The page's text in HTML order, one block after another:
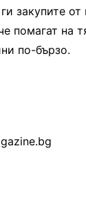
закупите от
помагат на
по-бързо.